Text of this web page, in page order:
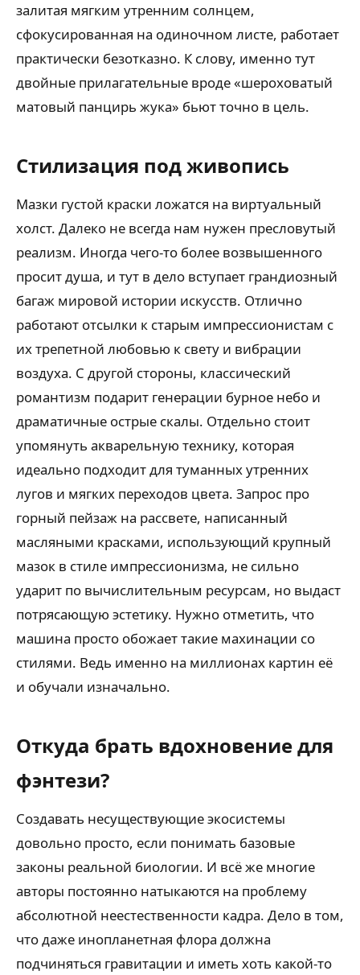
залитая мягким утренним солнцем,
сфокусированная на одиночном листе, работает
практически безотказно. К слову, именно тут
двойные прилагательные вроде «шероховатый
матовый панцирь жука» бьют точно в цель.
Стилизация под живопись
Мазки густой краски ложатся на виртуальный
холст. Далеко не всегда нам нужен пресловутый
реализм. Иногда чего-то более возвышенного
просит душа, и тут в дело вступает грандиозный
багаж мировой истории искусств. Отлично
работают отсылки к старым импрессионистам с
их трепетной любовью к свету и вибрации
воздуха. С другой стороны, классический
романтизм подарит генерации бурное небо и
драматичные острые скалы. Отдельно стоит
упомянуть акварельную технику, которая
идеально подходит для туманных утренних
лугов и мягких переходов цвета. Запрос про
горный пейзаж на рассвете, написанный
масляными красками, использующий крупный
мазок в стиле импрессионизма, не сильно
ударит по вычислительным ресурсам, но выдаст
потрясающую эстетику. Нужно отметить, что
машина просто обожает такие махинации со
стилями. Ведь именно на миллионах картин её
и обучали изначально.
Откуда брать вдохновение для
фэнтези?
Создавать несуществующие экосистемы
довольно просто, если понимать базовые
законы реальной биологии. И всё же многие
авторы постоянно натыкаются на проблему
абсолютной неестественности кадра. Дело в том,
что даже инопланетная флора должна
подчиняться гравитации и иметь хоть какой-то